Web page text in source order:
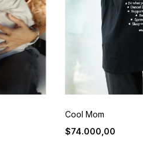
Cool Mom
$74.000,00